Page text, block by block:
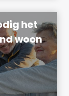
het
woon